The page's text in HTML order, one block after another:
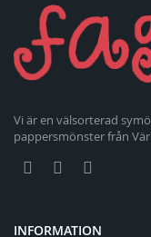
Vi är en välsorterad
pappersmönster från
INFORMATION